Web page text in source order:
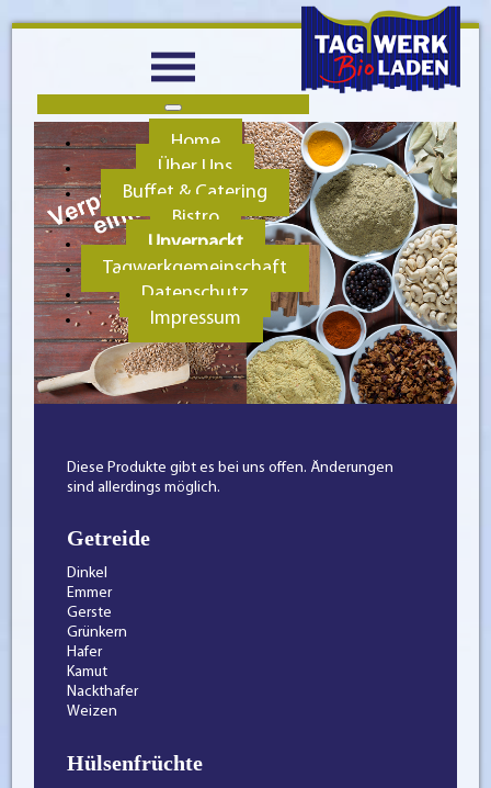
Home
Über Uns
Buffet & Catering
Bistro
Unverpackt
Tagwerkgemeinschaft
Datenschutz
Impressum
Diese Produkte gibt es bei uns offen. Änderungen
sind allerdings möglich.
Getreide
Dinkel
Emmer
Gerste
Grünkern
Hafer
Kamut
Nackthafer
Weizen
Hülsenfrüchte